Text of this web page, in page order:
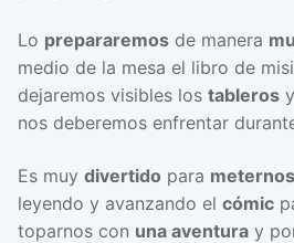
Lo prepararemos de manera
medio de la mesa el libro de
dejaremos visibles los tableros y
nos deberemos enfrentar
Es muy divertido para
leyendo y avanzando el cómic
toparnos con una aventura y